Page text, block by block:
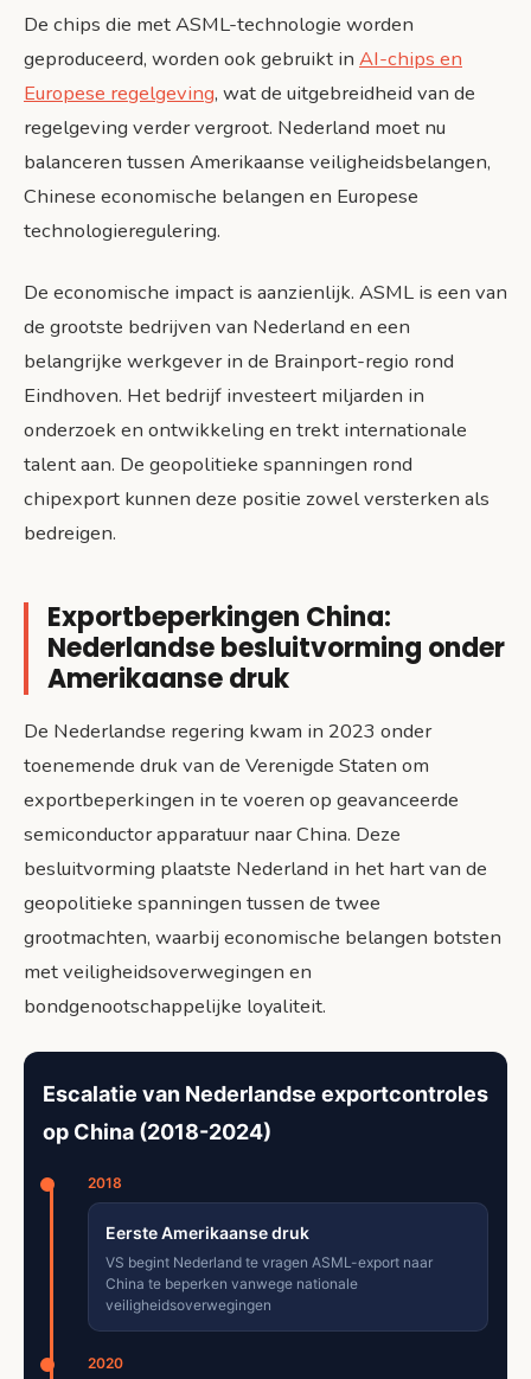
De chips die met ASML-technologie worden
geproduceerd, worden ook gebruikt in AI-chips en
Europese regelgeving, wat de uitgebreidheid van de
regelgeving verder vergroot. Nederland moet nu
balanceren tussen Amerikaanse veiligheidsbelangen,
Chinese economische belangen en Europese
technologieregulering.
De economische impact is aanzienlijk. ASML is een van
de grootste bedrijven van Nederland en een
belangrijke werkgever in de Brainport-regio rond
Eindhoven. Het bedrijf investeert miljarden in
onderzoek en ontwikkeling en trekt internationale
talent aan. De geopolitieke spanningen rond
chipexport kunnen deze positie zowel versterken als
bedreigen.
Exportbeperkingen China:
Nederlandse besluitvorming onder
Amerikaanse druk
De Nederlandse regering kwam in 2023 onder
toenemende druk van de Verenigde Staten om
exportbeperkingen in te voeren op geavanceerde
semiconductor apparatuur naar China. Deze
besluitvorming plaatste Nederland in het hart van de
geopolitieke spanningen tussen de twee
grootmachten, waarbij economische belangen botsten
met veiligheidsoverwegingen en
bondgenootschappelijke loyaliteit.
Escalatie van Nederlandse exportcontroles
op China (2018-2024)
2018
Eerste Amerikaanse druk
VS begint Nederland te vragen ASML-export naar
China te beperken vanwege nationale
veiligheidsoverwegingen
2020